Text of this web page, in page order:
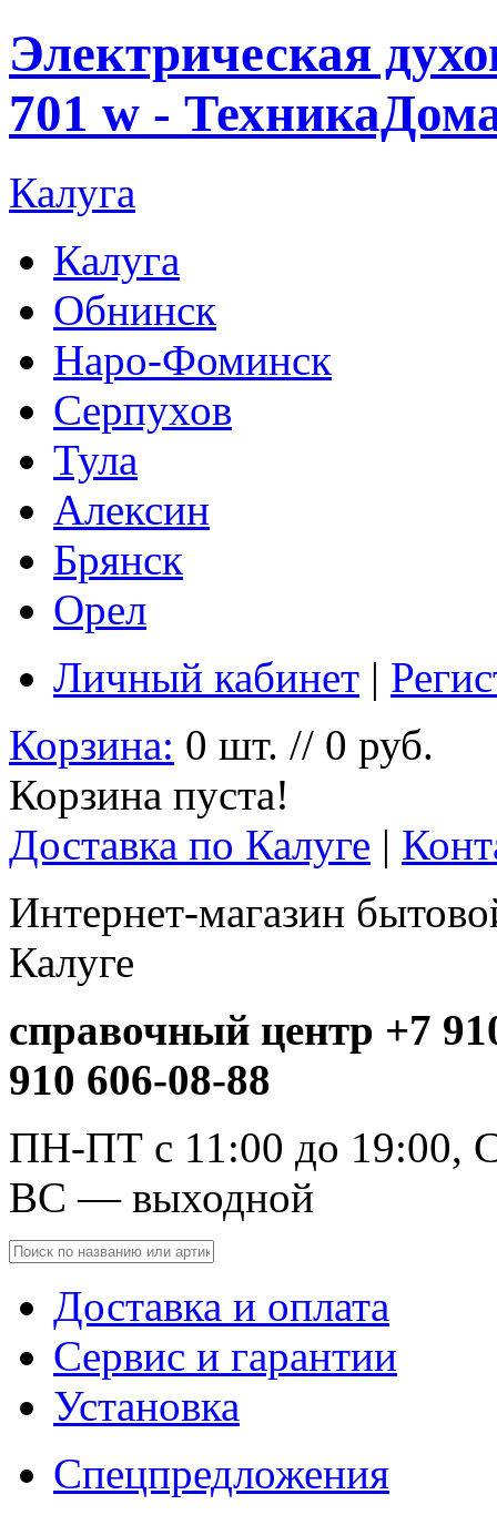
Электрическая
701 w -
Калуга
Калуга
Обнинск
Наро-Фоминск
Серпухов
Тула
Алексин
Брянск
Орел
Личный кабинет |
Корзина: 0 шт. // 0 руб.
Корзина пуста!
Доставка по Калуге |
Интернет-магазин
Калуге
справочный центр +7
910 606-08-88
ПН-ПТ с 11:00 до 19:00,
ВС — выходной
Доставка и оплата
Сервис и гарантии
Установка
Спецпредложения